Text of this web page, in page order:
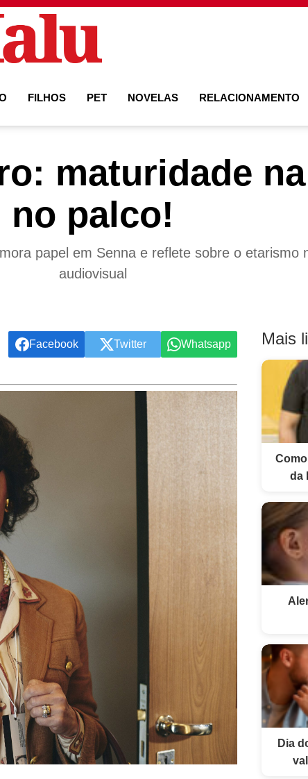
FILHOS PET NOVELAS RELACIONAMENTO
maturidade
no palco!
papel em Senna e reflete sobre o etarismo
audiovisual
Facebook Twitter Whatsapp Mais
da
Dia